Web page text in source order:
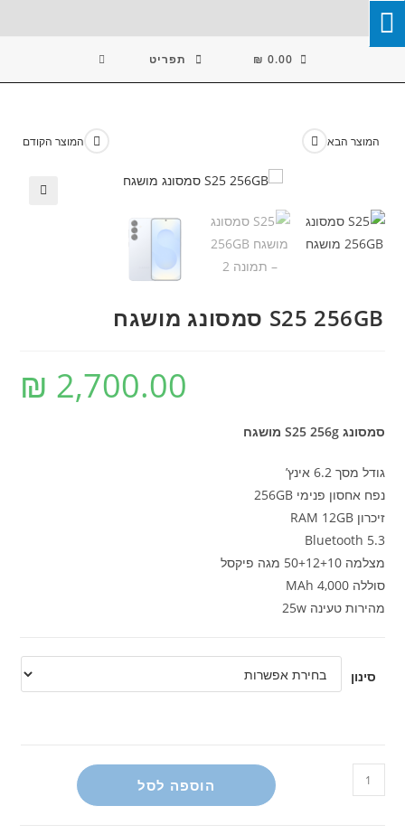
Skip
To
₪ 0.00 תפריט
המוצר הקודם המוצר הבא
₪ 2,700.00
סמסונג S25 256g מושגח
גודל מסך 6.2 אינץ’
נפח אחסון פנימי 256GB
זיכרון RAM 12GB
Bluetooth 5.3
מצלמה 50+12+10 מגה פיקסל
סוללה 4,000 MAh
מהירות טעינה 25w
סינון
כמות
של
הוספה לסל